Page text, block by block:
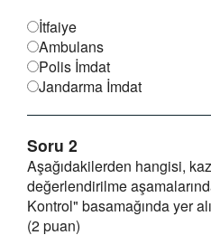
İtfaiye
Ambulans
Polis İmdat
Jandarma İmdat
Soru 2
Aşağıdakilerden hangisi,
değerlendirilme
Kontrol" basamağında yer
(2 puan)